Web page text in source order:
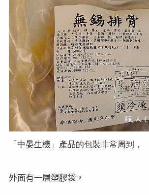
「中晏生機」產品的包裝非常周到，
外面有一層塑膠袋，